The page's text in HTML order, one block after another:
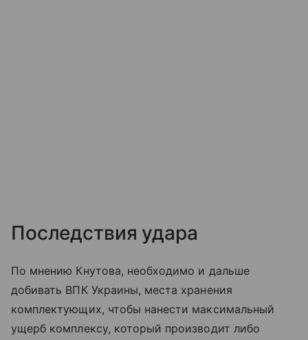
Последствия удара
По мнению Кнутова, необходимо и дальше
добивать ВПК Украины, места хранения
комплектующих, чтобы нанести максимальный
ущерб комплексу, который производит либо